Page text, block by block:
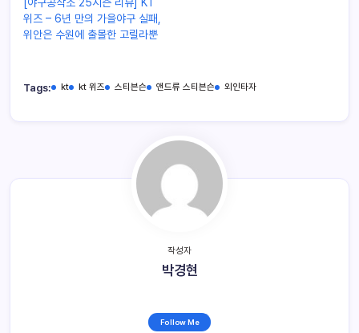
위즈 – 6년 만의 가을야구 실패,
위안은 수원에 출몰한 고릴라뿐
Tags: kt kt 위즈 스티븐슨 앤드류 스티븐슨 외인타자
작성자
박경현
Follow Me